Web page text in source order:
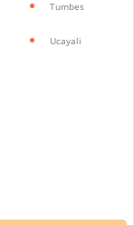
Tumbes
Ucayali